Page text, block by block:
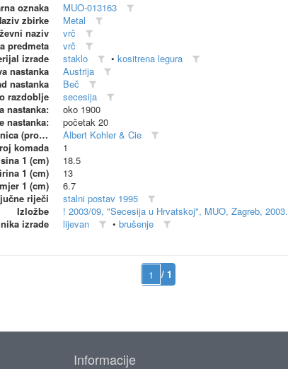
oznaka
MUO-013163
zbirke
Metal
naziv
vrč
predmeta
vrč
izrade
staklo • kositrena legura
nastanka
Austrija
nastanka
Beč
razdoblje
secesija
nastanka:
oko 1900
nastanka:
početak 20
Autorska radionica (proizvođač)
Albert Kohler & Cie
komada
1
1 (cm)
18.5
1 (cm)
13
1 (cm)
6.7
riječi
stalni postav 1995
Izložbe
! 2003/09, "Secesija u Hrvatskoj", MUO, Zagreb, 2003.
izrade
lijevan • brušenje
/ 1
Informacije